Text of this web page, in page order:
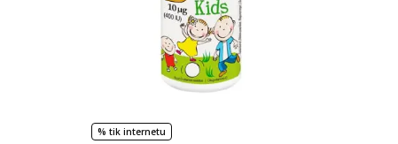
% tik internetu